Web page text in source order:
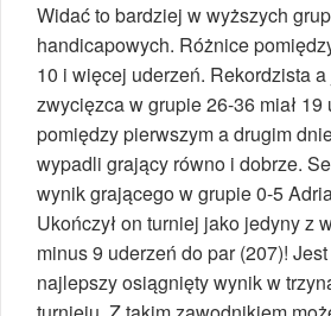
Widać to bardziej w wyższych
handicapowych. Różnice
10 i więcej uderzeń. Rekordzista
zwycięzca w grupie 26-36 miał
pomiędzy pierwszym a drugim
wypadli grający równo i dobrze.
wynik grającego w grupie 0-5
Ukończył on turniej jako jedyny z
minus 9 uderzeń do par (207)!
najlepszy osiągnięty wynik w